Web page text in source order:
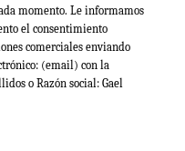
momento. Le informamos
el consentimiento
comerciales enviando
(email) con la
o Razón social: Gael